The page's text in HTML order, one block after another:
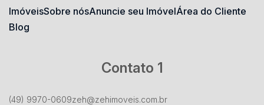
ImóveisSobre nósAnuncie seu ImóvelÁrea do Cliente
Blog
Contato 1
(49) 9970-0609zeh@zehimoveis.com.br